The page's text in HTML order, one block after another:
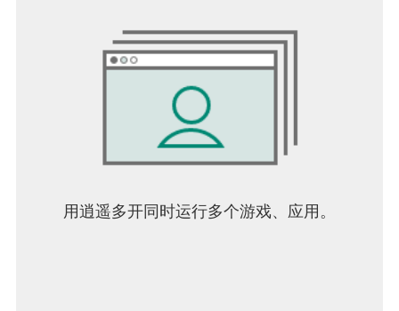
用逍遥多开同时运行多个游戏、应用。